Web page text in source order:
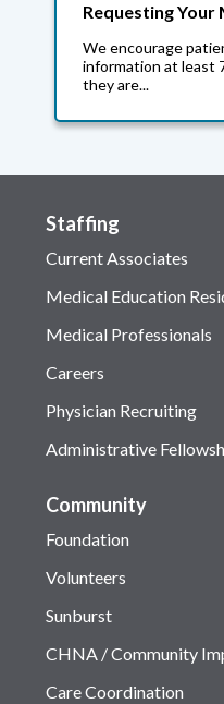
Requesting Your
We encourage
information at least
they are...
Staffing
Current Associates
Medical Education
Medical Professionals
Careers
Physician Recruiting
Administrative
Community
Foundation
Volunteers
Sunburst
CHNA / Community
Care Coordination